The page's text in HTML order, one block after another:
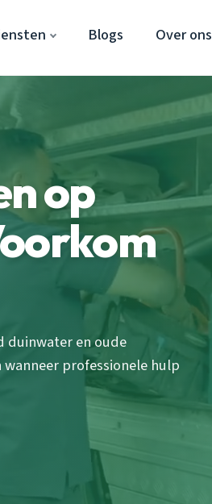
Blogs Over ons
op
duinwater en oude
professionele hulp